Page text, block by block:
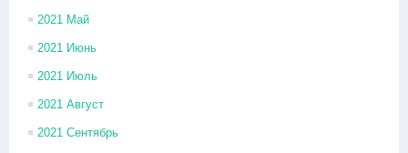
2021 Май
2021 Июнь
2021 Июль
2021 Август
2021 Сентябрь